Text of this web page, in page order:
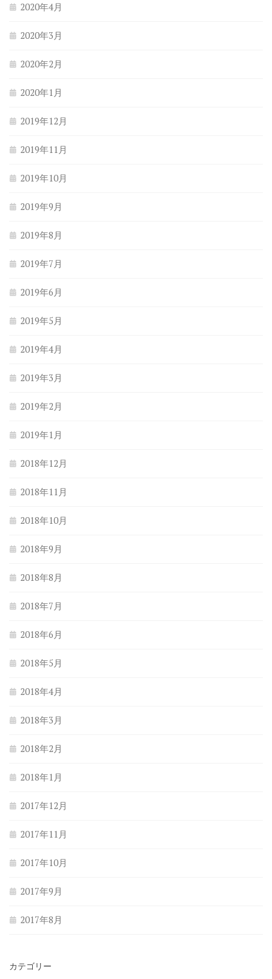
2020年4月
2020年3月
2020年2月
2020年1月
2019年12月
2019年11月
2019年10月
2019年9月
2019年8月
2019年7月
2019年6月
2019年5月
2019年4月
2019年3月
2019年2月
2019年1月
2018年12月
2018年11月
2018年10月
2018年9月
2018年8月
2018年7月
2018年6月
2018年5月
2018年4月
2018年3月
2018年2月
2018年1月
2017年12月
2017年11月
2017年10月
2017年9月
2017年8月
カテゴリー